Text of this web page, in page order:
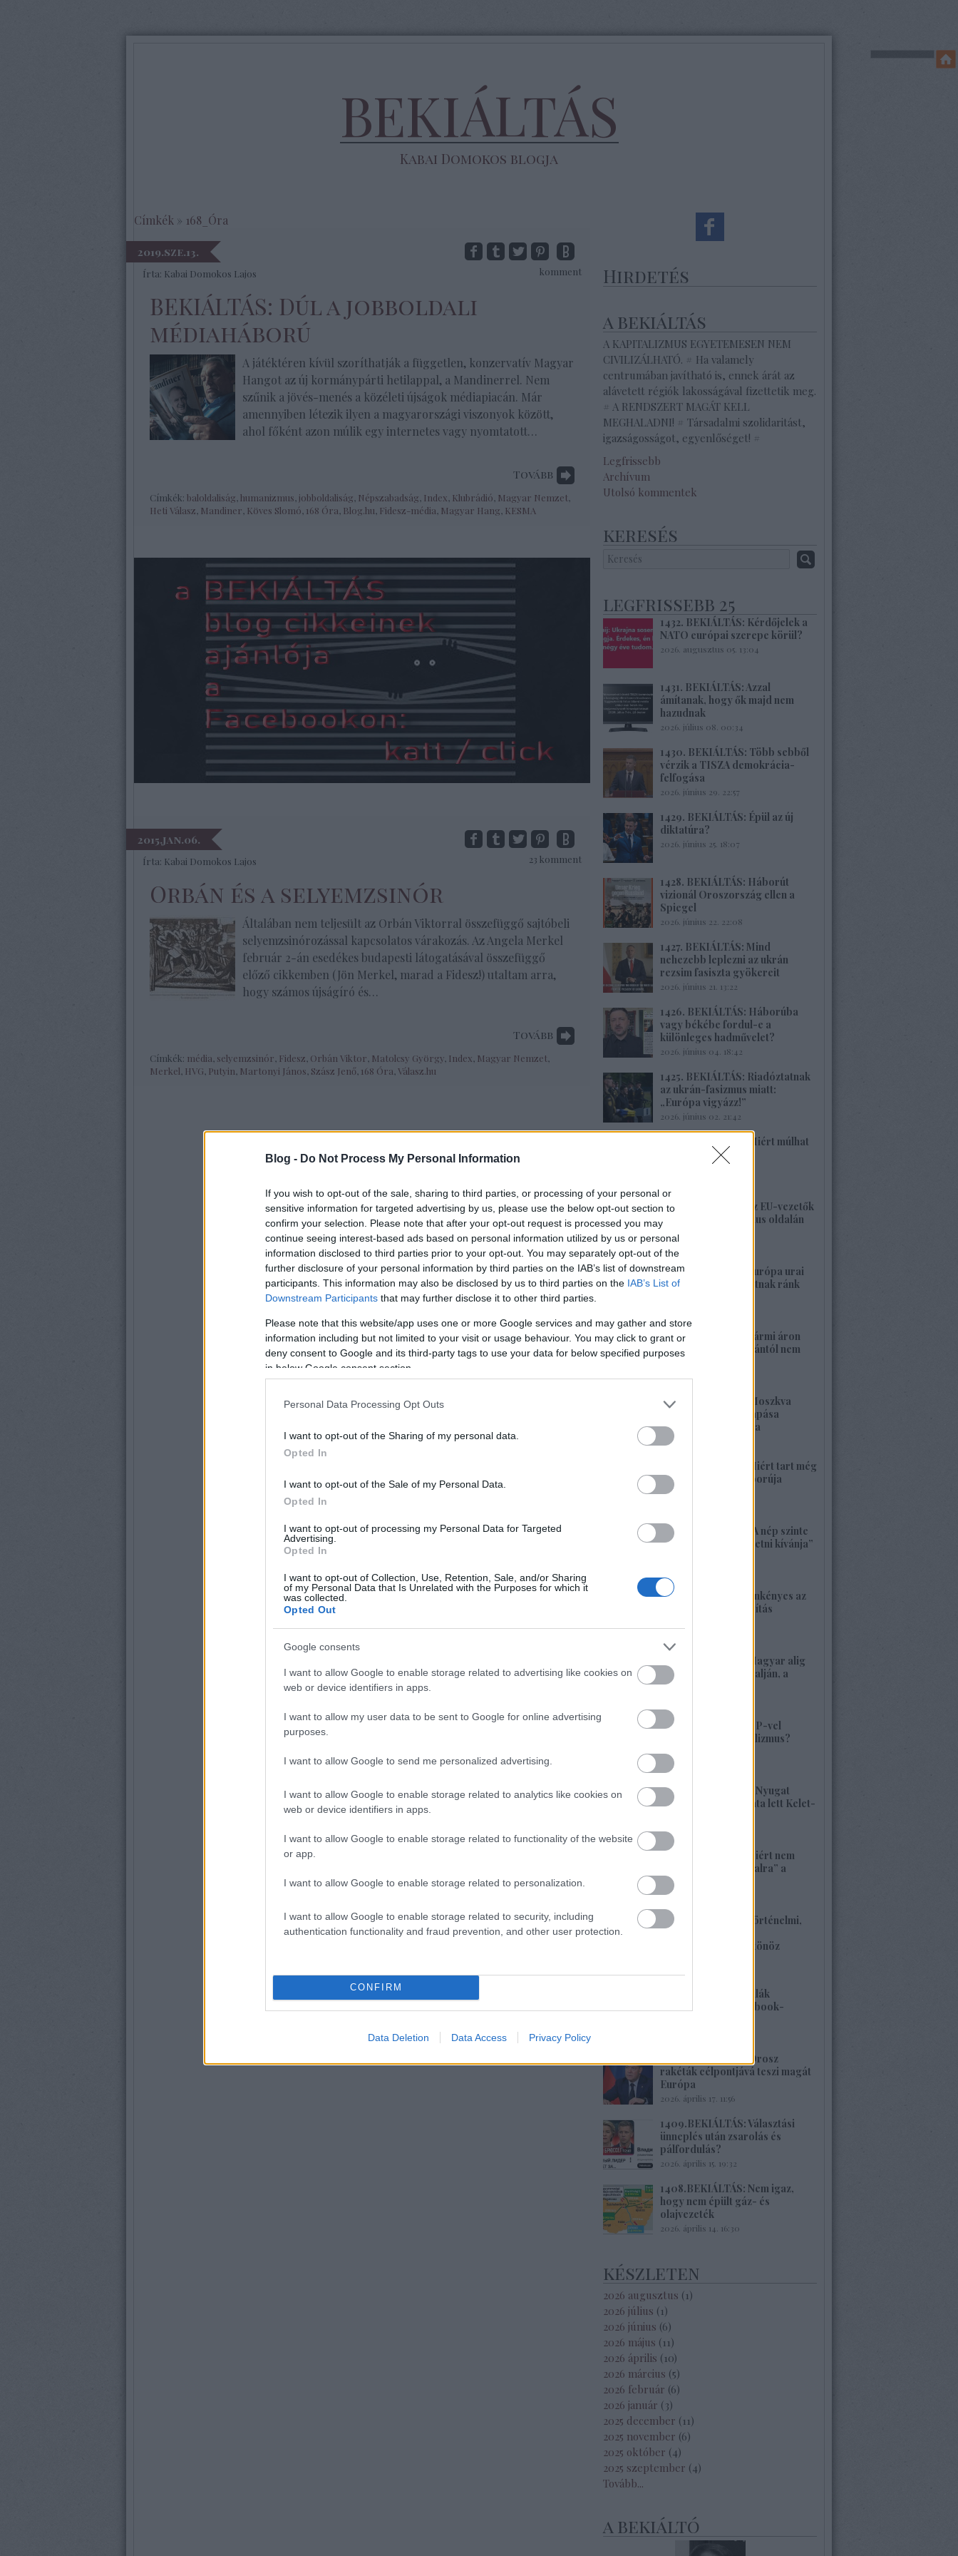
Blog - Do Not Process My Personal Information
If you wish to opt-out of the sale, sharing to third parties, or processing of your personal or
sensitive information for targeted advertising by us, please use the below opt-out section to
confirm your selection. Please note that after your opt-out request is processed you may
continue seeing interest-based ads based on personal information utilized by us or personal
information disclosed to third parties prior to your opt-out. You may separately opt-out of the
further disclosure of your personal information by third parties on the IAB’s list of downstream
participants. This information may also be disclosed by us to third parties on the IAB’s List of
Downstream Participants that may further disclose it to other third parties.
Please note that this website/app uses one or more Google services and may gather and store
information including but not limited to your visit or usage behaviour. You may click to grant or
deny consent to Google and its third-party tags to use your data for below specified purposes
in below Google consent section.
Personal Data Processing Opt Outs
I want to opt-out of the Sharing of my personal data.
Opted In
I want to opt-out of the Sale of my Personal Data.
Opted In
I want to opt-out of processing my Personal Data for Targeted
Advertising.
Opted In
I want to opt-out of Collection, Use, Retention, Sale, and/or Sharing
of my Personal Data that Is Unrelated with the Purposes for which it
was collected.
Opted Out
Google consents
I want to allow Google to enable storage related to advertising like cookies on
web or device identifiers in apps.
I want to allow my user data to be sent to Google for online advertising
purposes.
I want to allow Google to send me personalized advertising.
I want to allow Google to enable storage related to analytics like cookies on
web or device identifiers in apps.
I want to allow Google to enable storage related to functionality of the website
or app.
I want to allow Google to enable storage related to personalization.
I want to allow Google to enable storage related to security, including
authentication functionality and fraud prevention, and other user protection.
CONFIRM
Data Deletion Data Access Privacy Policy
BEKIÁLTÁS
Kabai Domokos blogja
Címkék » 168_Óra
2019.sze.13.
Írta: Kabai Domokos Lajos komment
BEKIÁLTÁS: Dúl a jobboldali
médiaháború
A játéktéren kívül szoríthatják a független, konzervatív Magyar
Hangot az új kormánypárti hetilappal, a Mandinerrel. Nem
szűnik a jövés-menés a közéleti újságok médiapiacán. Már
amennyiben létezik ilyen a magyarországi viszonyok között,
ahol főként azon múlik egy internetes vagy nyomtatott…
Tovább
Címkék: baloldaliság humanizmus jobboldaliság Népszabadság Index Klubrádió Magyar Nemzet
Heti Válasz Mandiner Köves Slomó 168 Óra Blog.hu Fidesz-média Magyar Hang KESMA
2015.jan.06.
Írta: Kabai Domokos Lajos 23 komment
Orbán és a selyemzsinór
Általában nem teljesült az Orbán Viktorral összefüggő sajtóbeli
selyemzsinórozással kapcsolatos várakozás. Az Angela Merkel
február 2-án esedékes budapesti látogatásával összefüggő
előző cikkemben (Jön Merkel, marad a Fidesz!) utaltam arra,
hogy számos újságíró és…
Tovább
Címkék: média selyemzsinór Fidesz Orbán Viktor Matolcsy György Index Magyar Nemzet
Merkel HVG Putyin Martonyi János Szász Jenő 168 Óra Válasz.hu
Hirdetés
a bekiáltás
A KAPITALIZMUS EGYETEMESEN NEM
CIVILIZÁLHATÓ. # Ha valamely
centrumában javítható is, ennek árát az
alávetett régiók lakosságával fizettetik meg.
# A RENDSZERT MAGÁT KELL
MEGHALADNI! # Társadalmi szolidaritást,
igazságosságot, egyenlőséget! #
Legfrissebb
Archívum
Utolsó kommentek
keresés
legfrissebb 25
1432. BEKIÁLTÁS: Kérdőjelek a
NATO európai szerepe körül?
2026. augusztus 05. 13:04
1431. BEKIÁLTÁS: Azzal
ámítanak, hogy ők majd nem
hazudnak
2026. július 08. 00:34
1430. BEKIÁLTÁS: Több sebből
vérzik a TISZA demokrácia-
felfogása
2026. június 29. 22:57
1429. BEKIÁLTÁS: Épül az új
diktatúra?
2026. június 25. 18:07
1428. BEKIÁLTÁS: Háborút
vizionál Oroszország ellen a
Spiegel
2026. június 22. 22:08
1427. BEKIÁLTÁS: Mind
nehezebb leplezni az ukrán
rezsim fasiszta gyökereit
2026. június 21. 13:22
1426. BEKIÁLTÁS: Háborúba
vagy békébe fordul-e a
különleges hadművelet?
2026. június 04. 18:42
1425. BEKIÁLTÁS: Riadóztatnak
az ukrán-fasizmus miatt:
„Európa vigyázz!”
2026. június 02. 21:42
1424. BEKIÁLTÁS: Miért múlhat
ki a Népszava is?
1423. BEKIÁLTÁS: Az EU-vezetők
a banderista-fasizmus oldalán
2026. május 28. 00:23
1422. BEKIÁLTÁS: Európa urai
nagy háborút hozhatnak ránk
1421. BEKIÁLTÁS: Bármi áron
megszabadulni Orbántól nem
1420. BEKIÁLTÁS: Moszkva
nagyerejű válaszcsapása
ukrajnai célpontokra
2026. május 24. 13:48
1419. BEKIÁLTÁS: Miért tart még
sokáig a Nyugat háborúja
Moszkvával?
1418. BEKIÁLTÁS: „A nép szinte
bárkit követ, aki vezetni kívánja”
1417. BEKIÁLTÁS: Önkényes az
alaptörvény-módosítás
1416. BEKIÁLTÁS: Magyar alig
volt, alig van Kárpátalján, a
veszély összetett!
1415. BEKIÁLTÁS: MP-vel
visszatérne a szocializmus?
Aligha!
2026. május 10. 12:25
1414. BEKIÁLTÁS: A Nyugat
hulladékának lerakata lett Kelet-
2026. május 09. 11:36
1413. BEKIÁLTÁS: Miért nem
szavaznak a „baloldalra” a
munkások?
2026. április 26. 00:45
1412. BEKIÁLTÁS: Történelmi,
családi traumákkal
szembenézésre ösztönöz
2026. április 20. 11:40
1411.BEKIÁLTÁS: Milák
vesszőfutása a Facebook-
1410. BEKIÁLTÁS: Orosz
rakéták célpontjává teszi magát
Európa
2026. április 17. 11:56
1409.BEKIÁLTÁS: Választási
ünneplés után zsarolás és
pálfordulás?
2026. április 15. 19:32
1408.BEKIÁLTÁS: Nem igaz,
hogy nem épült gáz- és
olajvezeték
2026. április 14. 16:30
készleten
2026 augusztus ( 1)
2026 július ( 1)
2026 június (6)
2026 május ( 11)
2026 április ( 10)
2026 március (5)
2026 február (6)
2026 január ( 3)
2025 december ( 11)
2025 november (6)
2025 október (4)
2025 szeptember (4)
Tovább...
a bekiáltó